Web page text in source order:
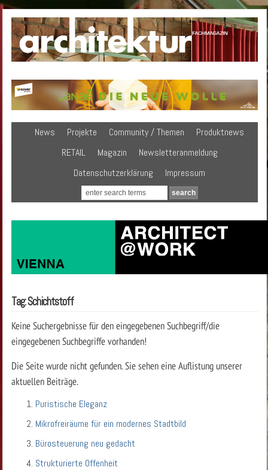
News Projekte Community / Themen
Produktnews
RETAIL
Magazin
Newsletteranmeldung
Datenschutzerklärung
Impressum
Tag: Schichtstoff
Keine Suchergebnisse für den eingegebenen Suchbegriff/die
eingegebenen Suchbegriffe vorhanden!
Die Seite wurde nicht gefunden. Sie sehen eine Auflistung unserer
aktuellen Beiträge.
Puristische Eleganz
Mikrofreiräume für ein modernes Stadtbild
Bürosteuerung neu gedacht
Strukturierte Offenheit